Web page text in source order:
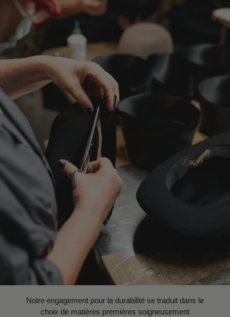
Notre engagement pour la durabilité se traduit dans le
choix de matières premières soigneusement